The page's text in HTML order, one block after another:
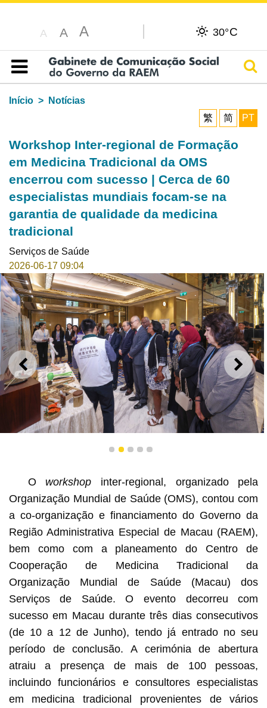
A A A 30°C
Índice
Início
Notícias
繁
简 PT
Workshop Inter-regional de Formação
em Medicina Tradicional da OMS
encerrou com sucesso | Cerca de 60
especialistas mundiais focam-se na
garantia de qualidade da medicina
tradicional
Serviços de Saúde
2026-06-17 09:04
ANTERIOR
Medicina Tradicional Chinesa de Macau apresentou
ingredientes medicinais chineses processados a
formandos da OMS na área da exposição interactiva
1 2 3 4 5
O workshop inter-regional, organizado pela
Organização Mundial de Saúde (OMS), contou com
a co-organização e financiamento do Governo da
Região Administrativa Especial de Macau (RAEM),
bem como com a planeamento do Centro de
Cooperação de Medicina Tradicional da
Organização Mundial de Saúde (Macau) dos
Serviços de Saúde. O evento decorreu com
sucesso em Macau durante três dias consecutivos
(de 10 a 12 de Junho), tendo já entrado no seu
período de conclusão. A cerimónia de abertura
atraiu a presença de mais de 100 pessoas,
incluindo funcionários e consultores especialistas
em medicina tradicional provenientes de vários